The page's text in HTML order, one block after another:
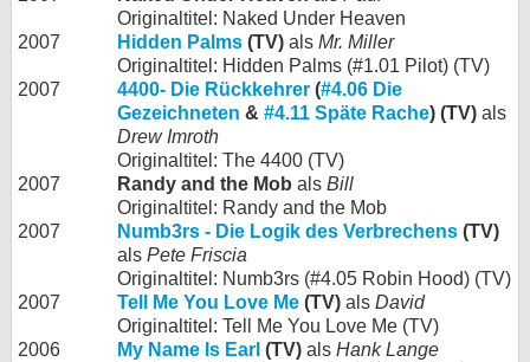
Originaltitel: Naked Under Heaven
2007
Hidden Palms (TV) als Mr. Miller
Originaltitel: Hidden Palms (#1.01 Pilot) (TV)
2007
4400- Die Rückkehrer (#4.06 Die
Gezeichneten & #4.11 Späte Rache) (TV) als
Drew Imroth
Originaltitel: The 4400 (TV)
2007
Randy and the Mob als Bill
Originaltitel: Randy and the Mob
2007
Numb3rs - Die Logik des Verbrechens (TV)
als Pete Friscia
Originaltitel: Numb3rs (#4.05 Robin Hood) (TV)
2007
Tell Me You Love Me (TV) als David
Originaltitel: Tell Me You Love Me (TV)
2006
My Name Is Earl (TV) als Hank Lange